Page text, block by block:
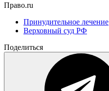
Право.ru
Принудительное лечение
Верховный суд РФ
Поделиться